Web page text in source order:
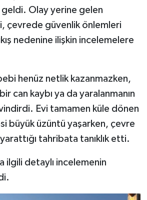
geldi. Olay yerine gelen
çevrede güvenlik önlemleri
nedenine ilişkin incelemelere
henüz netlik kazanmazken,
can kaybı ya da yaralanmanın
Evi tamamen küle dönen
büyük üzüntü yaşarken, çevre
yarattığı tahribata tanıklık etti.
ilgili detaylı incelemenin